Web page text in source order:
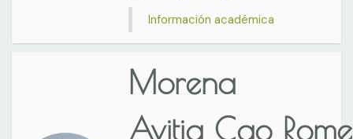
Información académica
Morena
Avitia Cao